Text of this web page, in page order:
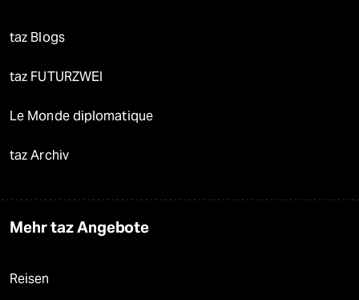
taz Blogs
taz FUTURZWEI
Le Monde diplomatique
taz Archiv
Mehr taz Angebote
Reisen